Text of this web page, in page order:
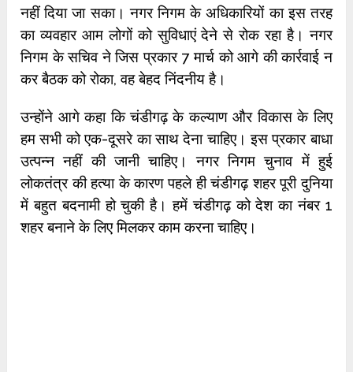
नहीं दिया जा सका। नगर निगम के अधिकारियों का इस तरह
का व्यवहार आम लोगों को सुविधाएं देने से रोक रहा है। नगर
निगम के सचिव ने जिस प्रकार 7 मार्च को आगे की कार्रवाई न
कर बैठक को रोका, वह बेहद निंदनीय है।
उन्होंने आगे कहा कि चंडीगढ़ के कल्याण और विकास के लिए
हम सभी को एक-दूसरे का साथ देना चाहिए। इस प्रकार बाधा
उत्पन्न नहीं की जानी चाहिए। नगर निगम चुनाव में हुई
लोकतंत्र की हत्या के कारण पहले ही चंडीगढ़ शहर पूरी दुनिया
में बहुत बदनामी हो चुकी है। हमें चंडीगढ़ को देश का नंबर 1
शहर बनाने के लिए मिलकर काम करना चाहिए।